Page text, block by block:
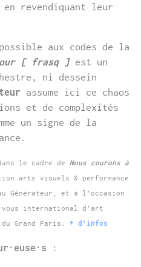
revendiquant leur
aux codes de la
[ frasq ] est un
ni dessein
assume ici ce chaos
et de complexités
un signe de la
le cadre de Nous courons à
arts visuels & performance
Générateur, et à l’occasion
vous international d’art
Grand Paris. + d’infos
: